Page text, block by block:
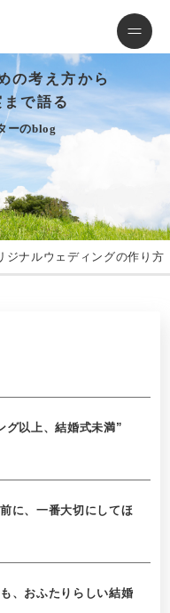
の考え方から
で語る
ーのblog
ジナルウェディングの作り方
グ以上、結婚式未満”
に、一番大切にしてほ
、おふたりらしい結婚